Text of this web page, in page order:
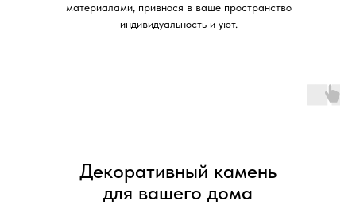
материалами, привнося в ваше пространство
индивидуальность и уют.
Декоративный камень
для вашего дома